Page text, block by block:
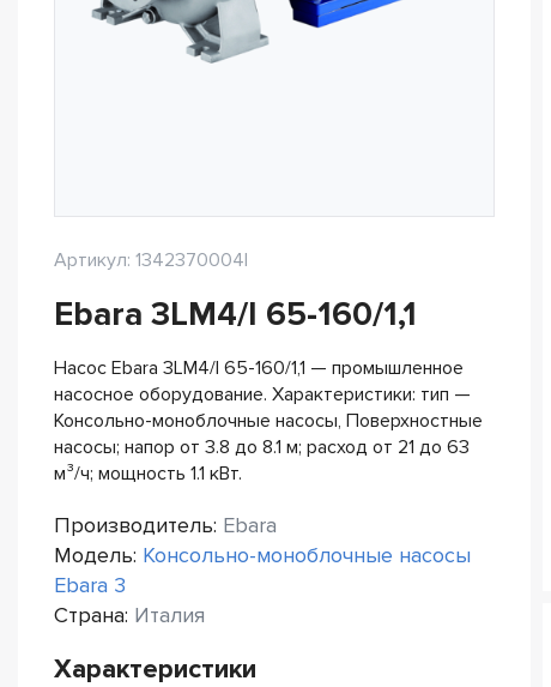
Артикул: 1342370004I
Ebara 3LM4/I 65-160/1,1
Насос Ebara 3LM4/I 65-160/1,1 — промышленное
насосное оборудование. Характеристики: тип —
Консольно-моноблочные насосы, Поверхностные
насосы; напор от 3.8 до 8.1 м; расход от 21 до 63
м³/ч; мощность 1.1 кВт.
Производитель: Ebara
Модель: Консольно-моноблочные насосы
Ebara 3
Страна: Италия
Характеристики